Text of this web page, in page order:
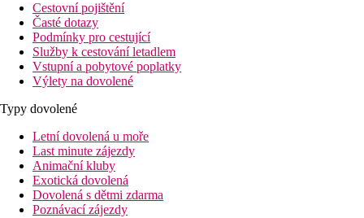
Cestovní pojištění
Časté dotazy
Podmínky pro cestující
Služby k cestování letadlem
Vstupní a pobytové poplatky
Výlety na dovolené
Typy dovolené
Letní dovolená u moře
Last minute zájezdy
Animační kluby
Exotická dovolená
Dovolená s dětmi zdarma
Poznávací zájezdy